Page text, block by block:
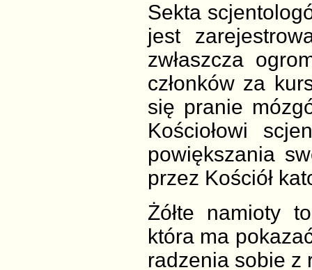
Sekta
jest
zwłaszcza
członków za
się pranie
Kościołowi
powiększania
przez Kościół
Żółte namioty
która ma
radzenia sobie z